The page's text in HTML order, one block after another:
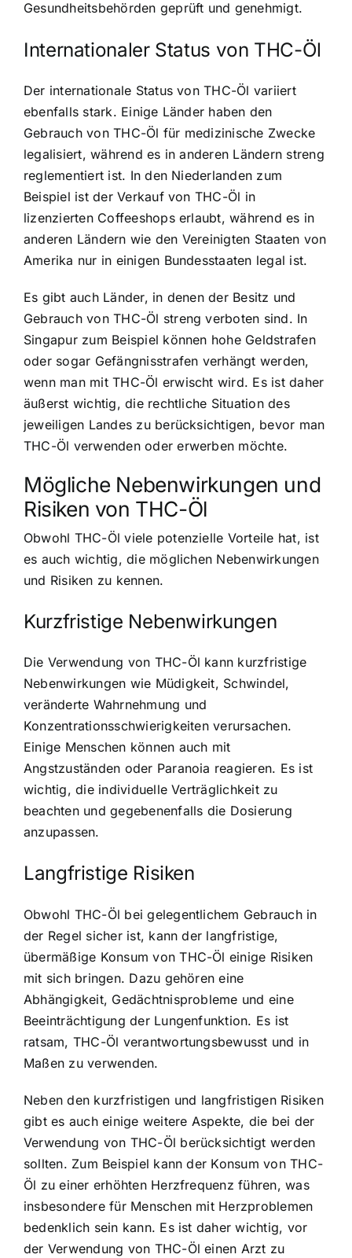
Gesundheitsbehörden geprüft und genehmigt.
Internationaler Status von THC-Öl
Der internationale Status von THC-Öl variiert
ebenfalls stark. Einige Länder haben den
Gebrauch von THC-Öl für medizinische Zwecke
legalisiert, während es in anderen Ländern streng
reglementiert ist. In den Niederlanden zum
Beispiel ist der Verkauf von THC-Öl in
lizenzierten Coffeeshops erlaubt, während es in
anderen Ländern wie den Vereinigten Staaten von
Amerika nur in einigen Bundesstaaten legal ist.
Es gibt auch Länder, in denen der Besitz und
Gebrauch von THC-Öl streng verboten sind. In
Singapur zum Beispiel können hohe Geldstrafen
oder sogar Gefängnisstrafen verhängt werden,
wenn man mit THC-Öl erwischt wird. Es ist daher
äußerst wichtig, die rechtliche Situation des
jeweiligen Landes zu berücksichtigen, bevor man
THC-Öl verwenden oder erwerben möchte.
Mögliche Nebenwirkungen und
Risiken von THC-Öl
Obwohl THC-Öl viele potenzielle Vorteile hat, ist
es auch wichtig, die möglichen Nebenwirkungen
und Risiken zu kennen.
Kurzfristige Nebenwirkungen
Die Verwendung von THC-Öl kann kurzfristige
Nebenwirkungen wie Müdigkeit, Schwindel,
veränderte Wahrnehmung und
Konzentrationsschwierigkeiten verursachen.
Einige Menschen können auch mit
Angstzuständen oder Paranoia reagieren. Es ist
wichtig, die individuelle Verträglichkeit zu
beachten und gegebenenfalls die Dosierung
anzupassen.
Langfristige Risiken
Obwohl THC-Öl bei gelegentlichem Gebrauch in
der Regel sicher ist, kann der langfristige,
übermäßige Konsum von THC-Öl einige Risiken
mit sich bringen. Dazu gehören eine
Abhängigkeit, Gedächtnisprobleme und eine
Beeinträchtigung der Lungenfunktion. Es ist
ratsam, THC-Öl verantwortungsbewusst und in
Maßen zu verwenden.
Neben den kurzfristigen und langfristigen Risiken
gibt es auch einige weitere Aspekte, die bei der
Verwendung von THC-Öl berücksichtigt werden
sollten. Zum Beispiel kann der Konsum von THC-
Öl zu einer erhöhten Herzfrequenz führen, was
insbesondere für Menschen mit Herzproblemen
bedenklich sein kann. Es ist daher wichtig, vor
der Verwendung von THC-Öl einen Arzt zu